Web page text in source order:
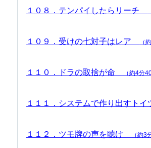
１０８．テンパイしたらリーチ
１０９．受けの七対子はレア （
１１０．ドラの取捨が命 （約4分
１１１．システムで作り出すト
１１２．ツモ牌の声を聴け （約3